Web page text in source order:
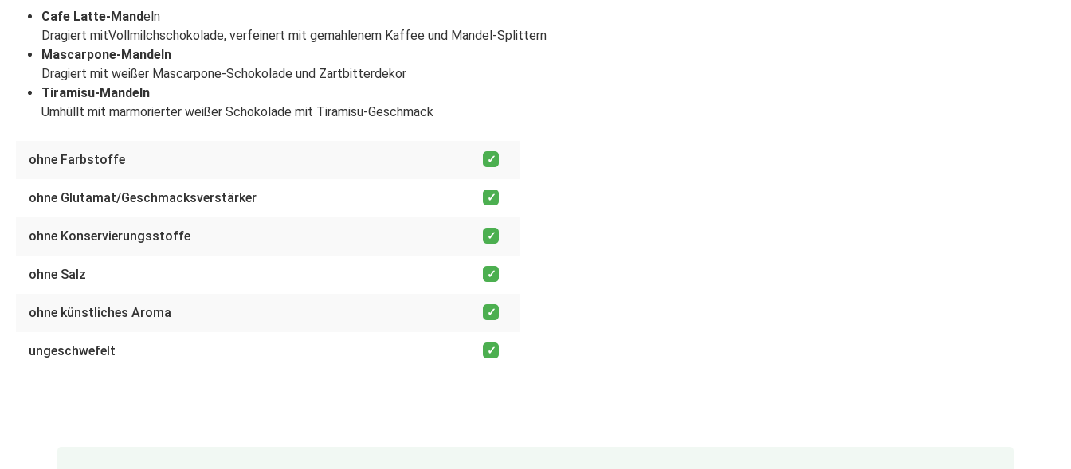
Cafe Latte-Mandeln
Dragiert mitVollmilchschokolade, verfeinert mit gemahlenem Kaffee und Mandel-Splittern
Mascarpone-Mandeln
Dragiert mit weißer Mascarpone-Schokolade und Zartbitterdekor
Tiramisu-Mandeln
Umhüllt mit marmorierter weißer Schokolade mit Tiramisu-Geschmack
ohne Farbstoffe
ohne Glutamat/Geschmacksverstärker
ohne Konservierungsstoffe
ohne Salz
ohne künstliches Aroma
ungeschwefelt